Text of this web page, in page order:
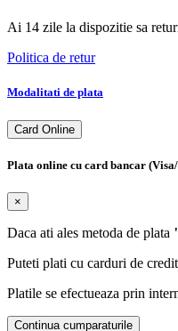
Ai 14 zile la dispozitie sa
Politica de retur
Modalitati de plata
Card Online
Plata online cu card bancar
×
Daca ati ales metoda de plata
Puteti plati cu carduri de
Platile se efectueaza prin
Continua cumparaturile